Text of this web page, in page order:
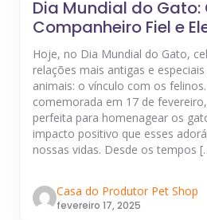
Dia Mundial do Gato:
Companheiro Fiel e
Hoje, no Dia Mundial do Gato,
relações mais antigas e
animais: o vínculo com os
comemorada em 17 de
perfeita para homenagear os
impacto positivo que esses
nossas vidas. Desde os tempos
Casa do Produtor Pet Shop
fevereiro 17, 2025